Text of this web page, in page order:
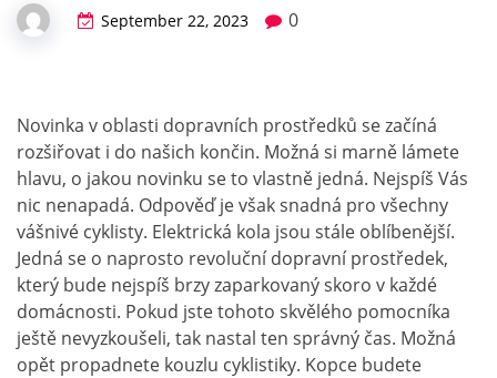
September 22, 2023 0
Novinka v oblasti dopravních prostředků se začíná
rozšiřovat i do našich končin. Možná si marně lámete
hlavu, o jakou novinku se to vlastně jedná. Nejspíš Vás
nic nenapadá. Odpověď je však snadná pro všechny
vášnivé cyklisty. Elektrická kola jsou stále oblíbenější.
Jedná se o naprosto revoluční dopravní prostředek,
který bude nejspíš brzy zaparkovaný skoro v každé
domácnosti. Pokud jste tohoto skvělého pomocníka
ještě nevyzkoušeli, tak nastal ten správný čas. Možná
opět propadnete kouzlu cyklistiky. Kopce budete